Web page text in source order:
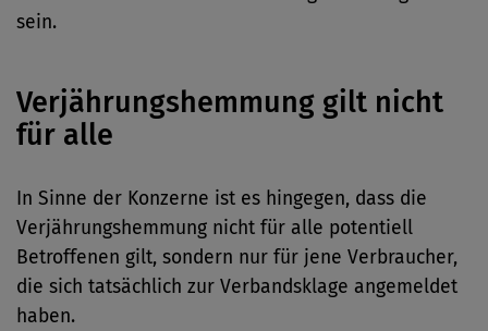
sein.
Verjährungshemmung gilt nicht
für alle
In Sinne der Konzerne ist es hingegen, dass die
Verjährungshemmung nicht für alle potentiell
Betroffenen gilt, sondern nur für jene Verbraucher,
die sich tatsächlich zur Verbandsklage angemeldet
haben.